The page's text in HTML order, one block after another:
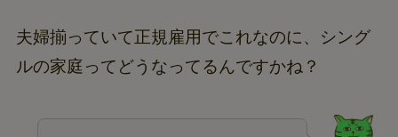
夫婦揃っていて正規雇用でこれなのに、シング
ルの家庭ってどうなってるんですかね？